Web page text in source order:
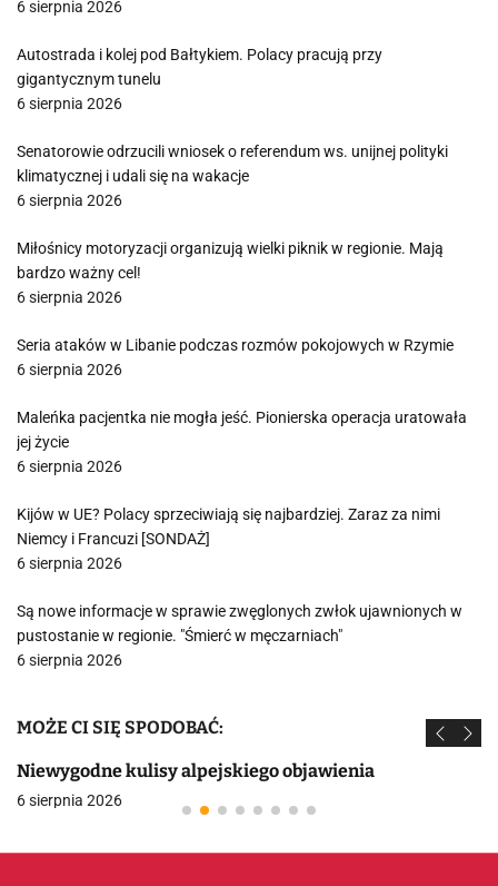
6 sierpnia 2026
Autostrada i kolej pod Bałtykiem. Polacy pracują przy
gigantycznym tunelu
6 sierpnia 2026
Senatorowie odrzucili wniosek o referendum ws. unijnej polityki
klimatycznej i udali się na wakacje
6 sierpnia 2026
Miłośnicy motoryzacji organizują wielki piknik w regionie. Mają
bardzo ważny cel!
6 sierpnia 2026
Seria ataków w Libanie podczas rozmów pokojowych w Rzymie
6 sierpnia 2026
Maleńka pacjentka nie mogła jeść. Pionierska operacja uratowała
jej życie
6 sierpnia 2026
Kijów w UE? Polacy sprzeciwiają się najbardziej. Zaraz za nimi
Niemcy i Francuzi [SONDAŻ]
6 sierpnia 2026
Są nowe informacje w sprawie zwęglonych zwłok ujawnionych w
pustostanie w regionie. "Śmierć w męczarniach"
6 sierpnia 2026
MOŻE CI SIĘ SPODOBAĆ:
Niewygodne kulisy alpejskiego objawienia
6 sierpnia 2026